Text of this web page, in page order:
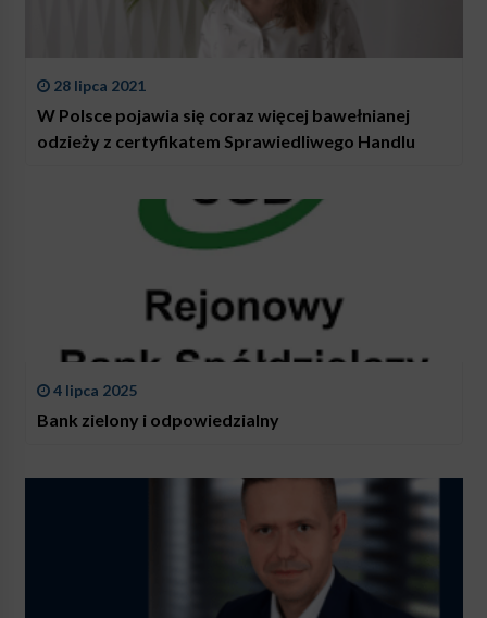
28 lipca 2021
W Polsce pojawia się coraz więcej bawełnianej
odzieży z certyfikatem Sprawiedliwego Handlu
4 lipca 2025
Bank zielony i odpowiedzialny